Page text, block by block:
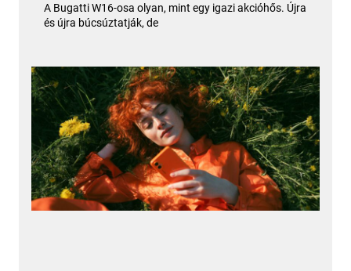
A Bugatti W16-osa olyan, mint egy igazi akcióhős. Újra
és újra búcsúztatják, de